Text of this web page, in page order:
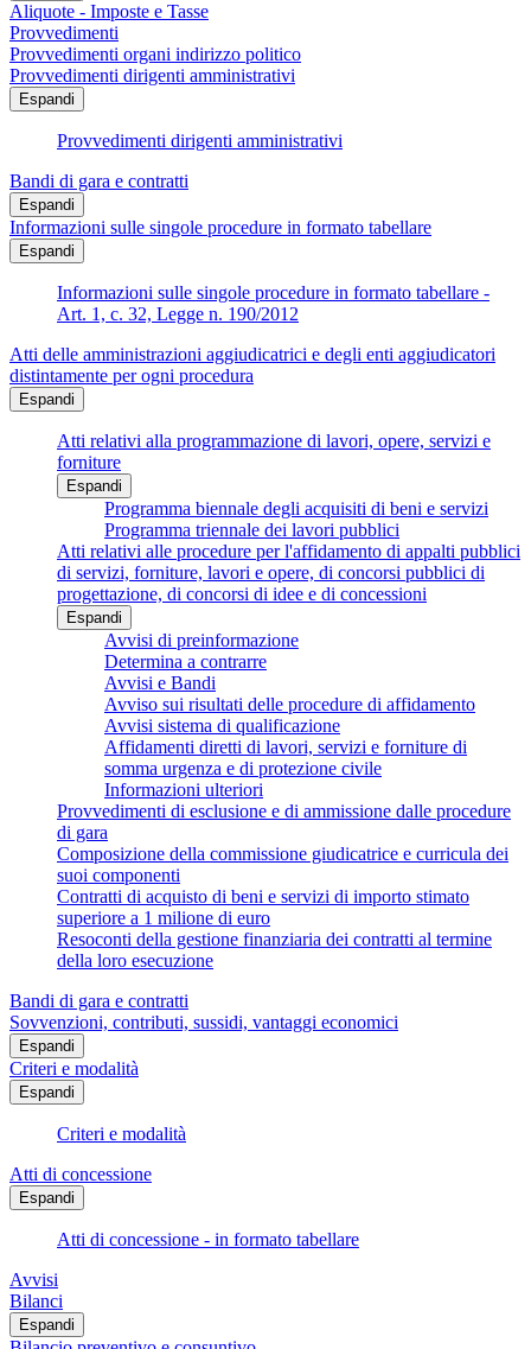
Aliquote - Imposte e Tasse
Provvedimenti
Provvedimenti organi indirizzo politico
Provvedimenti dirigenti amministrativi
Espandi
Provvedimenti dirigenti amministrativi
Bandi di gara e contratti
Espandi
Informazioni sulle singole procedure in formato tabellare
Espandi
Informazioni sulle singole procedure in formato tabellare -
Art. 1, c. 32, Legge n. 190/2012
Atti delle amministrazioni aggiudicatrici e degli enti aggiudicatori
distintamente per ogni procedura
Espandi
Atti relativi alla programmazione di lavori, opere, servizi e
forniture
Espandi
Programma biennale degli acquisiti di beni e servizi
Programma triennale dei lavori pubblici
Atti relativi alle procedure per l'affidamento di appalti pubblici
di servizi, forniture, lavori e opere, di concorsi pubblici di
progettazione, di concorsi di idee e di concessioni
Espandi
Avvisi di preinformazione
Determina a contrarre
Avvisi e Bandi
Avviso sui risultati delle procedure di affidamento
Avvisi sistema di qualificazione
Affidamenti diretti di lavori, servizi e forniture di
somma urgenza e di protezione civile
Informazioni ulteriori
Provvedimenti di esclusione e di ammissione dalle procedure
di gara
Composizione della commissione giudicatrice e curricula dei
suoi componenti
Contratti di acquisto di beni e servizi di importo stimato
superiore a 1 milione di euro
Resoconti della gestione finanziaria dei contratti al termine
della loro esecuzione
Bandi di gara e contratti
Sovvenzioni, contributi, sussidi, vantaggi economici
Espandi
Criteri e modalità
Espandi
Criteri e modalità
Atti di concessione
Espandi
Atti di concessione - in formato tabellare
Avvisi
Bilanci
Espandi